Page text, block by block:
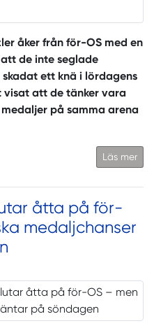
åker från för-OS med en
de inte seglade
ett knä i lördagens
visat att de tänker vara
på samma arena
Läs mer
åtta på för-
medaljchanser